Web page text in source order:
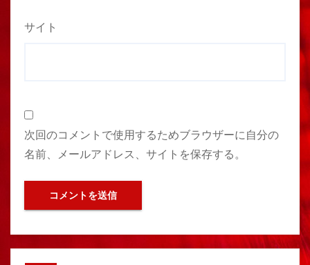
サイト
次回のコメントで使用するためブラウザーに自分の
名前、メールアドレス、サイトを保存する。